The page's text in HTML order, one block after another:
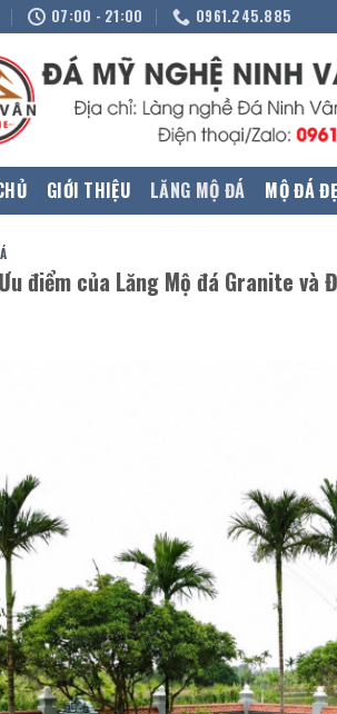
07:00 - 21:00 0961.245.885
GIỚI THIỆU LĂNG MỘ ĐÁ MỘ ĐÁ
điểm của Lăng Mộ đá Granite và